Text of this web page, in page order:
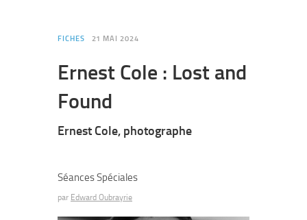
FICHES 21 MAI 2024
Ernest Cole : Lost and
Found
Ernest Cole, photographe
Séances Spéciales
par Edward Oubrayrie